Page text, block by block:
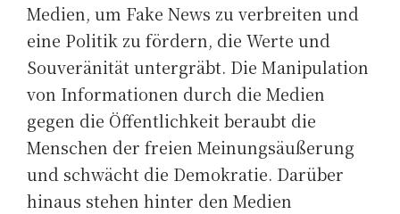
Medien, um Fake News zu verbreiten und
eine Politik zu fördern, die Werte und
Souveränität untergräbt. Die Manipulation
von Informationen durch die Medien
gegen die Öffentlichkeit beraubt die
Menschen der freien Meinungsäußerung
und schwächt die Demokratie. Darüber
hinaus stehen hinter den Medien